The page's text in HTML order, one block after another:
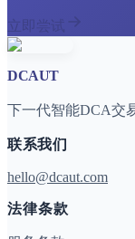
立即尝试
DCAUT
下一代智能DCA交
联系我们
hello@dcaut.com
法律条款